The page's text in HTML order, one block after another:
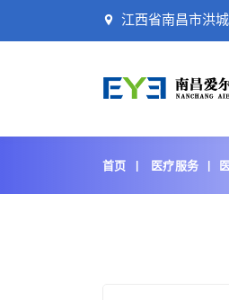
江西省南昌市洪
首页 医疗服务